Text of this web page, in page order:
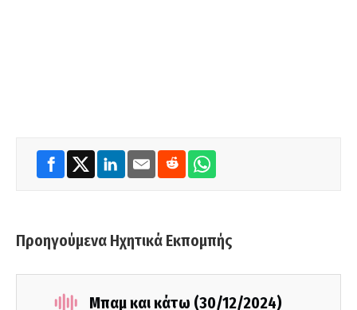
Προηγούμενα Ηχητικά Εκπομπής
Μπαμ και κάτω (30/12/2024)